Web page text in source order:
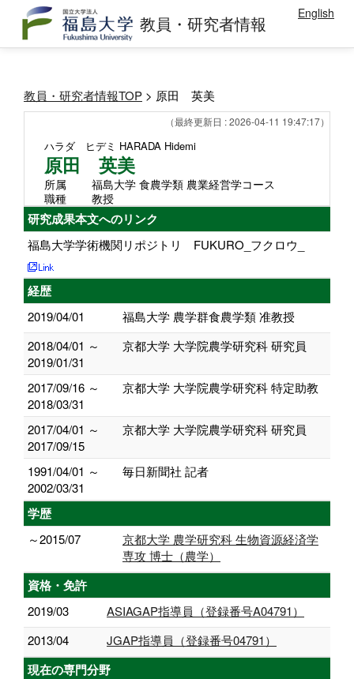
教員・研究者情報 English
教員・研究者情報TOP > 原田 英美
（最終更新日 : 2026-04-11 19:47:17）
ハラダ ヒデミ HARADA Hidemi
原田 英美
所属
福島大学 食農学類 農業経営学コース
職種
教授
研究成果本文へのリンク
福島大学学術機関リポジトリ FUKURO_フクロウ_
経歴
2019/04/01
福島大学 農学群食農学類 准教授
2018/04/01 ～
2019/01/31
京都大学 大学院農学研究科 研究員
2017/09/16 ～
2018/03/31
京都大学 大学院農学研究科 特定助教
2017/04/01 ～
2017/09/15
京都大学 大学院農学研究科 研究員
1991/04/01 ～
2002/03/31
毎日新聞社 記者
学歴
～2015/07
京都大学 農学研究科 生物資源経済学
専攻 博士（農学）
資格・免許
2019/03
ASIAGAP指導員（登録番号A04791）
2013/04
JGAP指導員（登録番号04791）
現在の専門分野